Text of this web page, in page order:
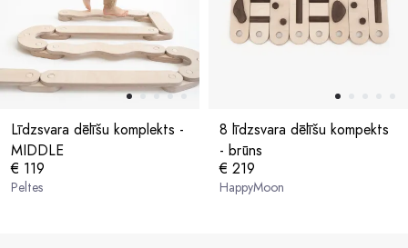
Līdzsvara dēlīšu komplekts -
MIDDLE
€ 119
Peltes
8 līdzsvara dēlīšu kompekts
- brūns
€ 219
HappyMoon